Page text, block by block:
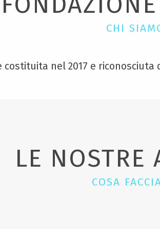
CHI
costituita nel 2017 e
LE NOSTRE
COSA